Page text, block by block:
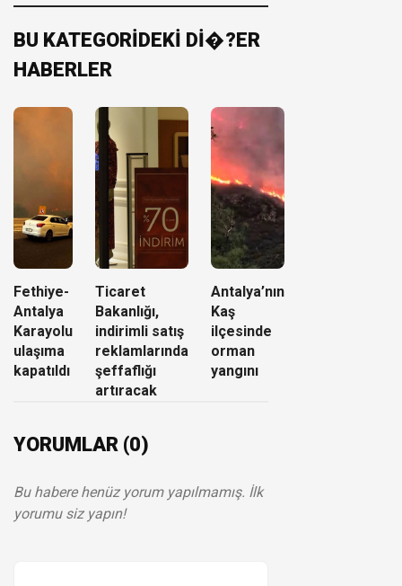
BU KATEGORİDEKİ Dİ�?ER
HABERLER
Fethiye-
Antalya
Karayolu
ulaşıma
kapatıldı
Ticaret
Bakanlığı,
indirimli satış
reklamlarında
şeffaflığı
artıracak
Antalya’nın
Kaş
ilçesinde
orman
yangını
YORUMLAR (0)
Bu habere henüz yorum yapılmamış. İlk
yorumu siz yapın!